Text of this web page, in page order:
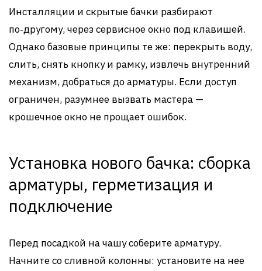
Инсталляции и скрытые бачки разбирают
по‑другому, через сервисное окно под клавишей.
Однако базовые принципы те же: перекрыть воду,
слить, снять кнопку и рамку, извлечь внутренний
механизм, добраться до арматуры. Если доступ
ограничен, разумнее вызвать мастера —
крошечное окно не прощает ошибок.
Установка нового бачка: сборка
арматуры, герметизация и
подключение
Перед посадкой на чашу соберите арматуру.
Начните со сливной колонны: установите на нее